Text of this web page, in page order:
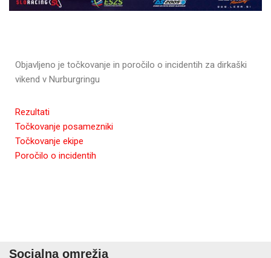
Objavljeno je točkovanje in poročilo o incidentih za dirkaški
vikend v Nurburgringu
Rezultati
Točkovanje posamezniki
Točkovanje ekipe
Poročilo o incidentih
Socialna omrežja